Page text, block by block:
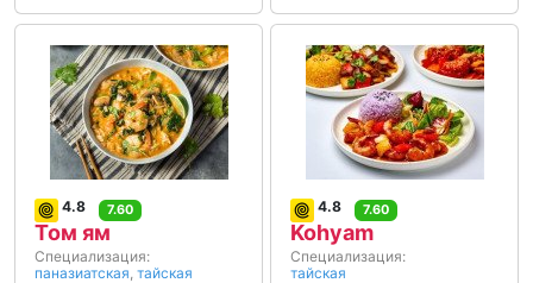
4.8 7.60
Том ям
Специализация:
паназиатская, тайская
4.8 7.60
Kohyam
Специализация:
тайская